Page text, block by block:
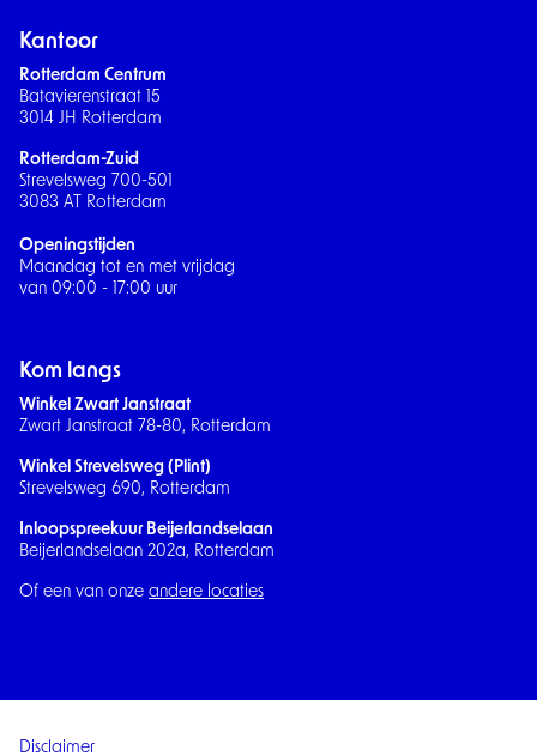
Kantoor
Rotterdam Centrum
Batavierenstraat 15
3014 JH Rotterdam
Rotterdam-Zuid
Strevelsweg 700-501
3083 AT Rotterdam
Openingstijden
Maandag tot en met vrijdag
van 09:00 - 17:00 uur
Kom langs
Winkel Zwart Janstraat
Zwart Janstraat 78-80, Rotterdam
Winkel Strevelsweg (Plint)
Strevelsweg 690, Rotterdam
Inloopspreekuur Beijerlandselaan
Beijerlandselaan 202a, Rotterdam
Of een van onze andere locaties
Disclaimer